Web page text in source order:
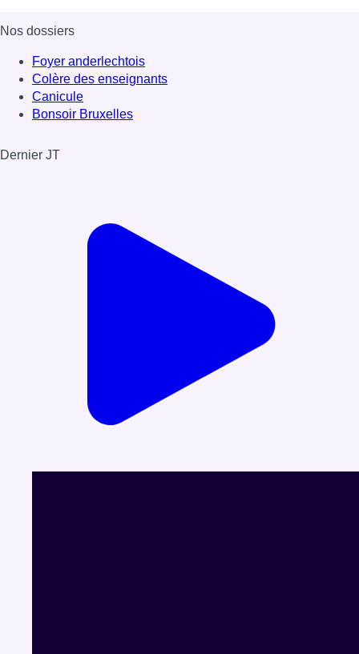
Nos dossiers
Foyer anderlechtois
Colère des enseignants
Canicule
Bonsoir Bruxelles
Dernier JT